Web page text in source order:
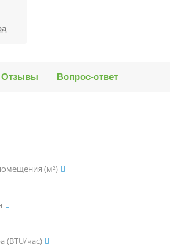
Отзывы Вопрос-ответ
(м²)
(BTU/час)